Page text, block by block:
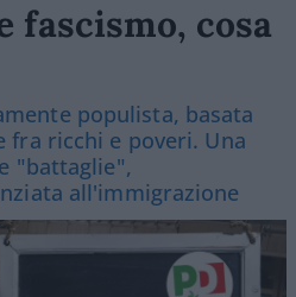
fascismo, cosa
populista, basata
fra ricchi e poveri. Una
"battaglie",
all'immigrazione